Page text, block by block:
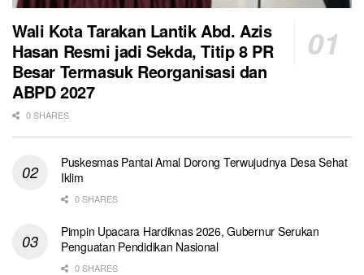
Wali Kota Tarakan Lantik Abd. Azis
Hasan Resmi jadi Sekda, Titip 8 PR
Besar Termasuk Reorganisasi dan
ABPD 2027
0 SHARES
Puskesmas Pantai Amal Dorong Terwujudnya Desa Sehat
Iklim
0 SHARES
Pimpin Upacara Hardiknas 2026, Gubernur Serukan
Penguatan Pendidikan Nasional
0 SHARES